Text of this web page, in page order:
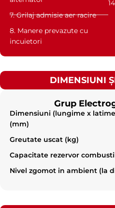
7. Grilaj admisie aer racire
8. Manere prevazute cu
incuietori
DIMENSIUNI
Grup
Dimensiuni (lungime x
(mm)
Greutate uscat (kg)
Capacitate rezervor
Nivel zgomot in ambient (la